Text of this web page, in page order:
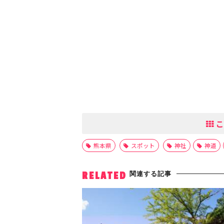
熊本県 スポット 神社 神道
RELATED 関連する記事